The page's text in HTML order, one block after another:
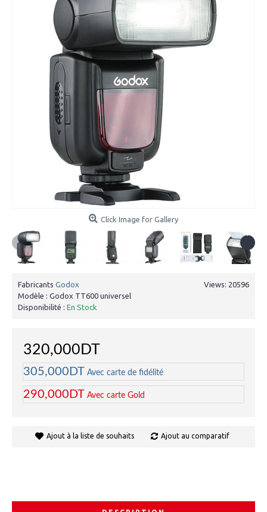
Click Image for Gallery
Views: 20596
Fabricants Godox
Modèle : Godox TT600 universel
Disponibilité : En Stock
320,000DT
305,000DT Avec carte de fidélité
290,000DT Avec carte Gold
Ajout à la liste de souhaits Ajout au comparatif